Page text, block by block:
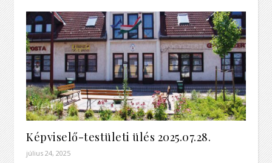
Képviselő-testületi ülés 2025.07.28.
július 24, 2025